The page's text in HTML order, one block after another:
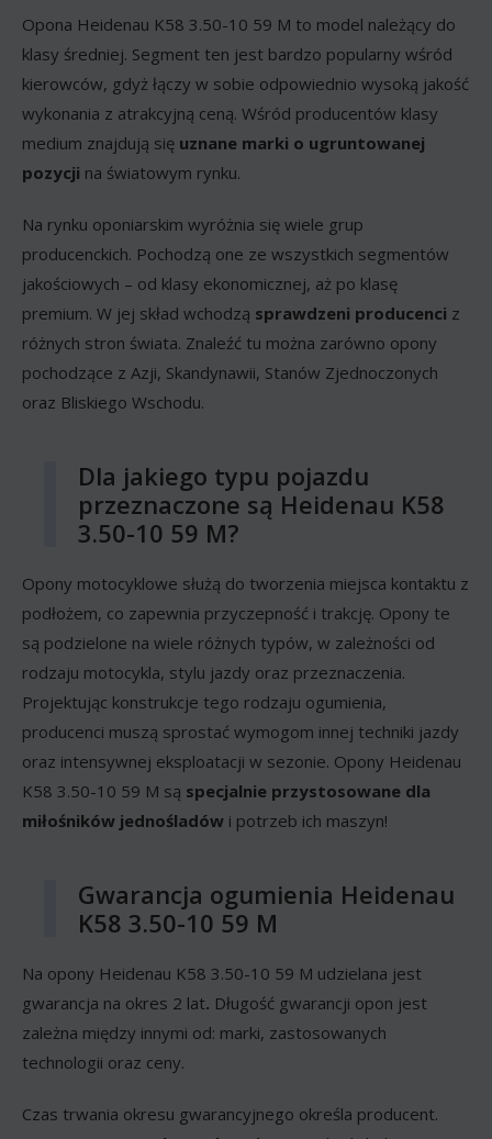
Opona Heidenau K58 3.50-10 59 M to model należący do
klasy średniej. Segment ten jest bardzo popularny wśród
kierowców, gdyż łączy w sobie odpowiednio wysoką jakość
wykonania z atrakcyjną ceną. Wśród producentów klasy
medium znajdują się uznane marki o ugruntowanej
pozycji na światowym rynku.
Na rynku oponiarskim wyróżnia się wiele grup
producenckich. Pochodzą one ze wszystkich segmentów
jakościowych – od klasy ekonomicznej, aż po klasę
premium. W jej skład wchodzą sprawdzeni producenci z
różnych stron świata. Znaleźć tu można zarówno opony
pochodzące z Azji, Skandynawii, Stanów Zjednoczonych
oraz Bliskiego Wschodu.
Dla jakiego typu pojazdu
przeznaczone są Heidenau K58
3.50-10 59 M?
Opony motocyklowe służą do tworzenia miejsca kontaktu z
podłożem, co zapewnia przyczepność i trakcję. Opony te
są podzielone na wiele różnych typów, w zależności od
rodzaju motocykla, stylu jazdy oraz przeznaczenia.
Projektując konstrukcje tego rodzaju ogumienia,
producenci muszą sprostać wymogom innej techniki jazdy
oraz intensywnej eksploatacji w sezonie. Opony Heidenau
K58 3.50-10 59 M są specjalnie przystosowane dla
miłośników jednośladów i potrzeb ich maszyn!
Gwarancja ogumienia Heidenau
K58 3.50-10 59 M
Na opony Heidenau K58 3.50-10 59 M udzielana jest
gwarancja na okres 2 lat. Długość gwarancji opon jest
zależna między innymi od: marki, zastosowanych
technologii oraz ceny.
Czas trwania okresu gwarancyjnego określa producent.